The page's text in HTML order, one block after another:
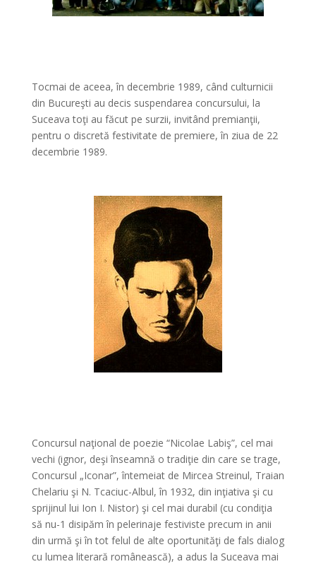
Tocmai de aceea, în decembrie 1989, când culturnicii
din Bucureşti au decis suspendarea concursului, la
Suceava toţi au făcut pe surzii, invitând premianţii,
pentru o discretă festivitate de premiere, în ziua de 22
decembrie 1989.
Concursul naţional de poezie “Nicolae Labiş”, cel mai
vechi (ignor, deşi înseamnă o tradiţie din care se trage,
Concursul „Iconar”, întemeiat de Mircea Streinul, Traian
Chelariu şi N. Tcaciuc-Albul, în 1932, din inţiativa şi cu
sprijinul lui Ion I. Nistor) şi cel mai durabil (cu condiţia
să nu-1 disipăm în pelerinaje festiviste precum in anii
din urmă şi în tot felul de alte oportunităţi de fals dialog
cu lumea literară românească), a adus la Suceava mai